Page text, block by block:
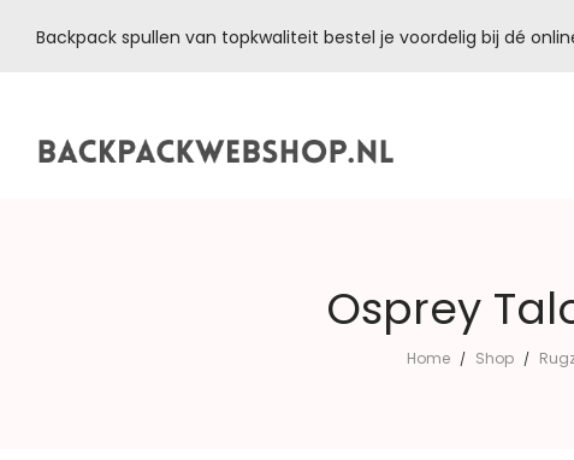
Backpack spullen van topkwaliteit bestel je voordelig bij dé
Osprey
Home / Shop /